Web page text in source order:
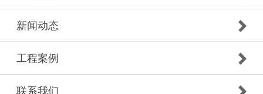
新闻动态
工程案例
联系我们